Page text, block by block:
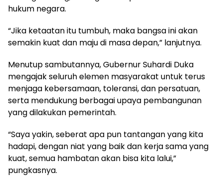
hukum negara.
“Jika ketaatan itu tumbuh, maka bangsa ini akan
semakin kuat dan maju di masa depan,” lanjutnya.
Menutup sambutannya, Gubernur Suhardi Duka
mengajak seluruh elemen masyarakat untuk terus
menjaga kebersamaan, toleransi, dan persatuan,
serta mendukung berbagai upaya pembangunan
yang dilakukan pemerintah.
“Saya yakin, seberat apa pun tantangan yang kita
hadapi, dengan niat yang baik dan kerja sama yang
kuat, semua hambatan akan bisa kita lalui,”
pungkasnya.